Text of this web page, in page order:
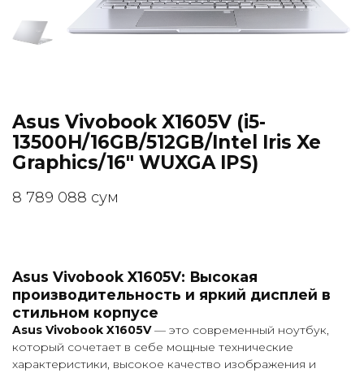
Asus Vivobook X1605V (i5-
13500H/16GB/512GB/Intel Iris Xe
Graphics/16" WUXGA IPS)
8 789 088 сум
Asus Vivobook X1605V: Высокая
производительность и яркий дисплей в
стильном корпусе
Asus Vivobook X1605V— это современный ноутбук,
который сочетает в себе мощные технические
характеристики, высокое качество изображения и